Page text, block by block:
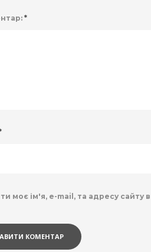
*
моє ім'я, e-mail, та адресу сайту